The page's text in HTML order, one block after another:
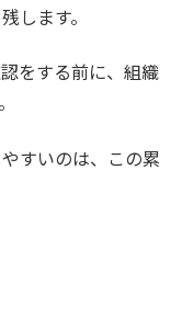
します。
をする前に、組織
すいのは、この累